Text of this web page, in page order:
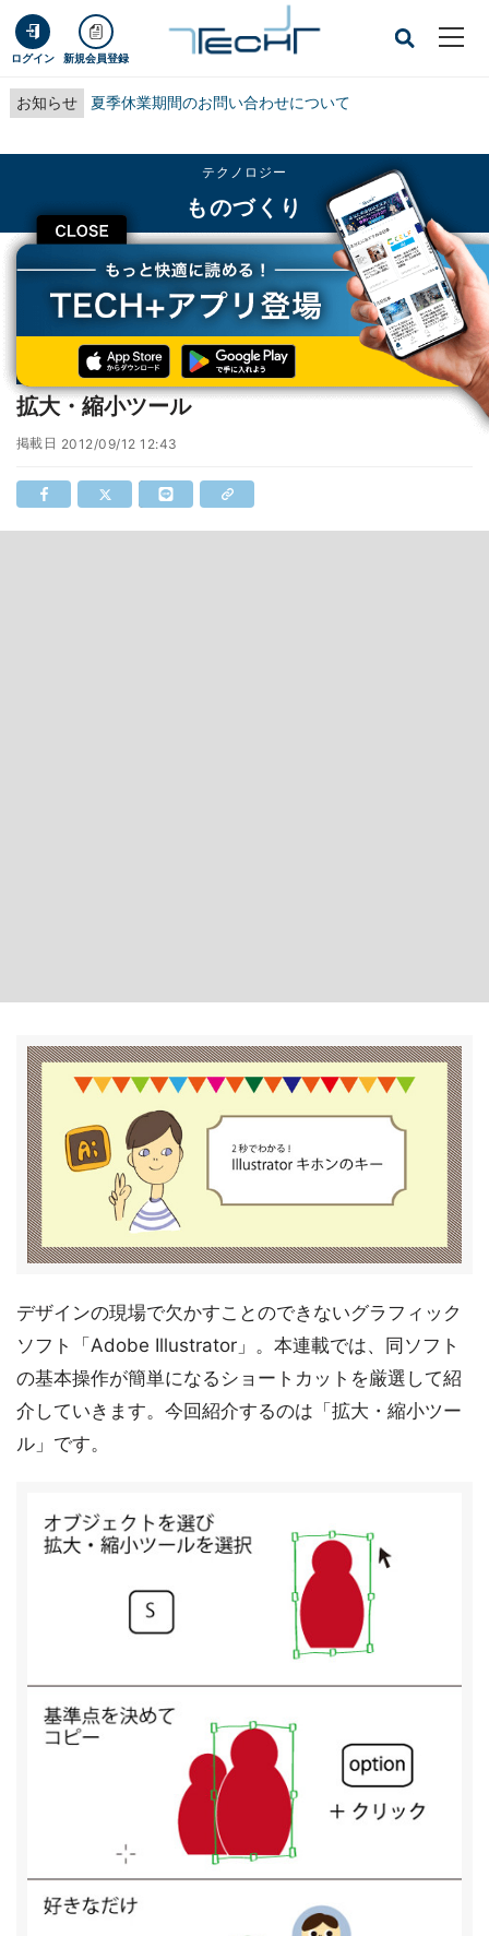
ログイン 新規会員登録
お知らせ 夏季休業期間のお問い合わせについて
CLOSE
テクノロジー
ものづくり
TECH+ テクノロジー ものづくり 拡大・縮小ツール
連載
2秒で分かる! Illustratorキホンのキー
拡大・縮小ツール
掲載日 2012/09/12 12:43
デザインの現場で欠かすことのできないグラフィック
ソフト「Adobe Illustrator」。本連載では、同ソフト
の基本操作が簡単になるショートカットを厳選して紹
介していきます。今回紹介するのは「拡大・縮小ツー
ル」です。